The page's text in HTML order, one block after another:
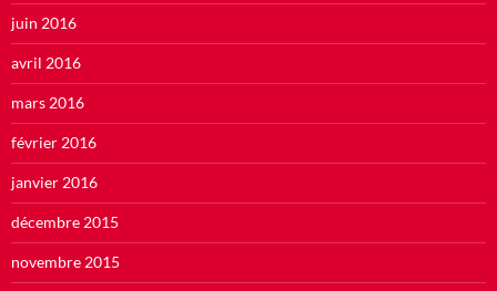
juin 2016
avril 2016
mars 2016
février 2016
janvier 2016
décembre 2015
novembre 2015